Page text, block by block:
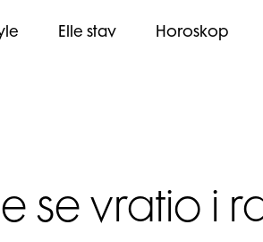
Elle stav Horoskop
se vratio i